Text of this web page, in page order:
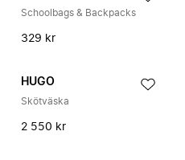
Schoolbags & Backpacks
329 kr
HUGO
Skötväska
2 550 kr